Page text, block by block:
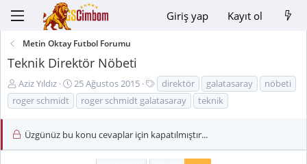
Giriş yap Kayıt ol
Metin Oktay Futbol Forumu
Teknik Direktör Nöbeti
K
o
n
y
u
Aziz Yıldız
B
a
ş
a
n
25 Ağustos 2015
t
i
e
t
direktör galatasaray
nöbeti
roger schmidt
roger schmidt galatasaray teknik
Üzgünüz bu konu cevaplar için kapatılmıştır...